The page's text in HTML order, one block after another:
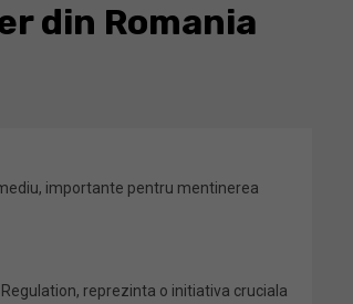
din Romania
importante pentru mentinerea
reprezinta o initiativa cruciala